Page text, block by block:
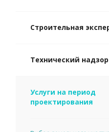
Строительная
Технический надзор
Услуги на период
проектирования